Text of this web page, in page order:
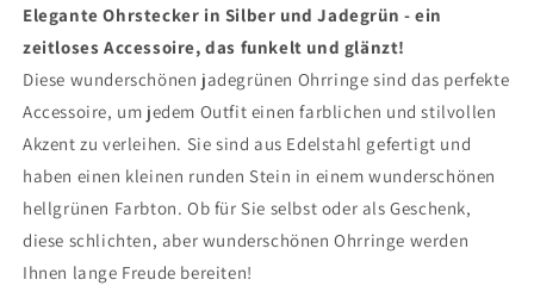
rund
aus
mit
Stein
in
Jadegrün,
Ohrstecker
rund
aus
mit
Stein
in
Farbe
Jadegrün,
Ohrstecker
Elegante Ohrstecker in Silber und Jadegrün - ein
zeitloses Accessoire, das funkelt und glänzt!
Diese wunderschönen jadegrünen Ohrringe sind das perfekte
Accessoire, um jedem Outfit einen farblichen und stilvollen
Akzent zu verleihen. Sie sind aus Edelstahl gefertigt und
haben einen kleinen runden Stein in einem wunderschönen
hellgrünen Farbton. Ob für Sie selbst oder als Geschenk,
diese schlichten, aber wunderschönen Ohrringe werden
Ihnen lange Freude bereiten!